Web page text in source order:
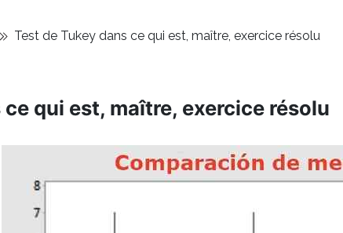
Test de Tukey dans ce qui est, maître, exercice résolu
qui est, maître, exercice résolu